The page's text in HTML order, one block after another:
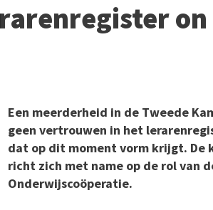
on
Een meerderheid in de Tweede
geen vertrouwen in het
dat op dit moment vorm krijgt. De
richt zich met name op de rol van
Onderwijscoöperatie.